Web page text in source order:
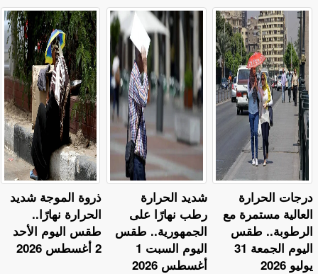
ذروة الموجة شديد
الحرارة نهارًا..
طقس اليوم الأحد
2 أغسطس 2026
​شديد الحرارة
رطب نهارًا على
الجمهورية.. طقس
اليوم السبت 1
أغسطس 2026
​درجات الحرارة
العالية مستمرة مع
الرطوبة.. طقس
اليوم الجمعة 31
يوليو 2026